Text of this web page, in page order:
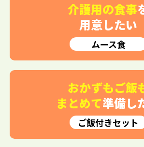
介護用の食事
用意したい
ムース食
おかずもご飯
まとめて準備し
ご飯付きセット